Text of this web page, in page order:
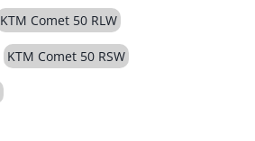
KTM Comet 50 RLW
KTM Comet 50 RSW